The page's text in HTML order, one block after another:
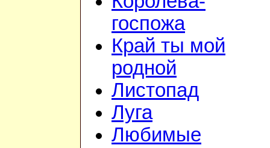
госпожа
Край ты мой
родной
Листопад
Луга
Любимые